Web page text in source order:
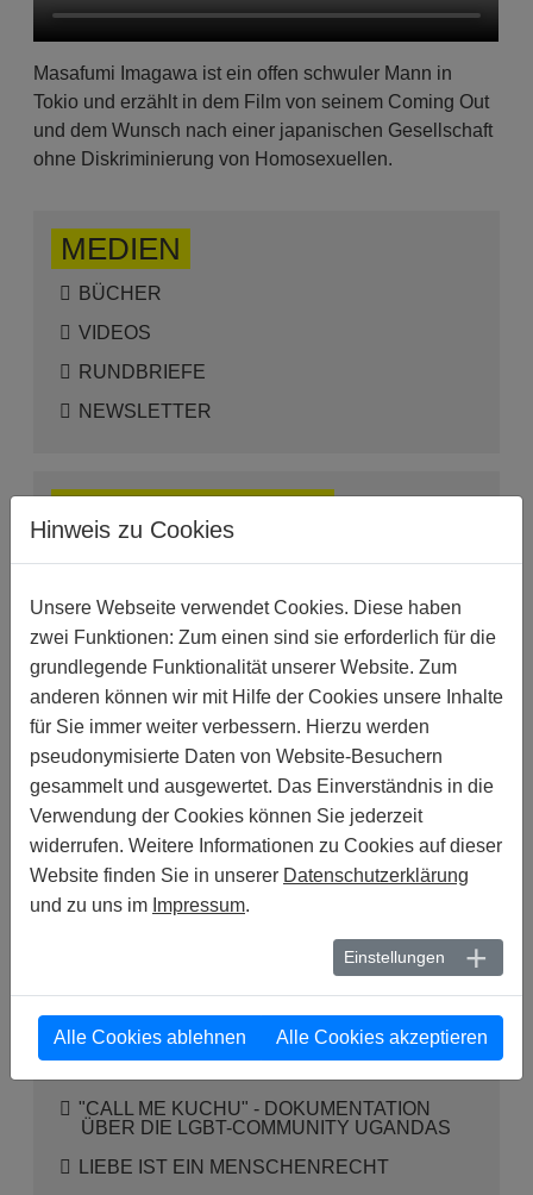
Masafumi Imagawa ist ein offen schwuler Mann in
Tokio und erzählt in dem Film von seinem Coming Out
und dem Wunsch nach einer japanischen Gesellschaft
ohne Diskriminierung von Homosexuellen.
MEDIEN
BÜCHER
VIDEOS
RUNDBRIEFE
NEWSLETTER
JOHN JEANETTE: ICH ENTSCHEIDE, WER
ICH BIN!
"DER VERURTEILTE": KURZFILM IN
KOOPERATION MIT AMNESTY
INTERNATIONAL
VERBRECHEN!
7. MENSCHENRECHTSPREIS VON
AMNESTY DEUTSCHLAND FÜR ALICE
NKOM
BORN THIS WAY - 2013
LIEBE IST KEIN VERBRECHEN!
ANSCHAUEN UND MITMACHEN!
VIDEO - NOXOLO NOGWAZA - BRIEFE
GEGEN DAS VERGESSEN
IDAHO MAINZ 2013
"CALL ME KUCHU" - DOKUMENTATION
ÜBER DIE LGBT-COMMUNITY UGANDAS
LIEBE IST EIN MENSCHENRECHT
Hinweis zu Cookies
Unsere Webseite verwendet Cookies. Diese haben
zwei Funktionen: Zum einen sind sie erforderlich für die
grundlegende Funktionalität unserer Website. Zum
anderen können wir mit Hilfe der Cookies unsere Inhalte
für Sie immer weiter verbessern. Hierzu werden
pseudonymisierte Daten von Website-Besuchern
gesammelt und ausgewertet. Das Einverständnis in die
Verwendung der Cookies können Sie jederzeit
widerrufen. Weitere Informationen zu Cookies auf dieser
Website finden Sie in unserer Datenschutzerklärung
und zu uns im Impressum.
Einstellungen
Alle Cookies ablehnen Alle Cookies akzeptieren